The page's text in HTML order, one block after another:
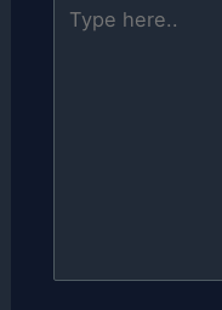
here..